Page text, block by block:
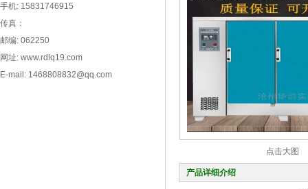
手机: 15831746915
传真：
邮编: 062250
网址: www.rdlq19.com
E-mail: 1468808832@qq.com
点击大图
产品详细介绍